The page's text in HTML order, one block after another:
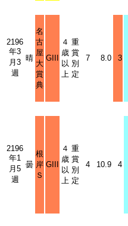
2196
年3
月3
週
晴
名
古
屋
大
賞
典
GIII
４
歳
以
上
重
賞
別
定
7 8.0 3
2196
年1
月5
週
曇
根
岸
Ｓ
GIII
４
歳
以
上
重
賞
別
定
4 10.9 4